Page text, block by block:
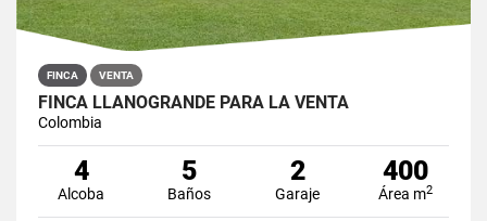
FINCA VENTA
FINCA LLANOGRANDE PARA LA VENTA
Colombia
4
Alcoba
5
Baños
2
Garaje
400
Área m2